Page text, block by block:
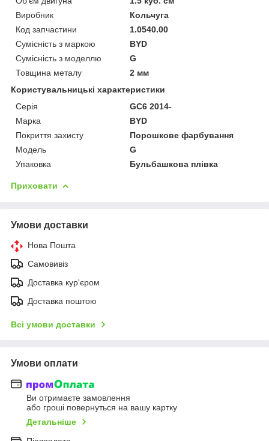
Виробник
Кольчуга
Код запчастини
1.0540.00
Сумісність з маркою
BYD
Сумісність з моделлю
G
Товщина металу
2 мм
Користувальницькі характеристики
Серія
GC6 2014-
Марка
BYD
Покриття захисту
Порошкове фарбування
Модель
G
Упаковка
Бульбашкова плівка
Приховати
Умови доставки
Нова Пошта
Самовивіз
Доставка кур'єром
Доставка поштою
Всі умови доставки
Умови оплати
Ви отримаєте замовлення
або гроші повернуться на вашу картку
Детальніше